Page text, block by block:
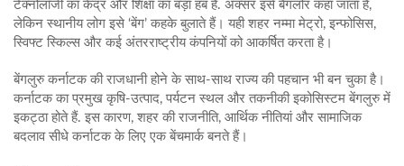
टेक्नोलॉजी का केंद्र और शिक्षा का बड़ा हब है. अक्सर इसे बैंगलोर कहा जाता है,
लेकिन स्थानीय लोग इसे ‘बेंग’ कहके बुलाते हैं। यही शहर नम्मा मेट्रो, इन्फोसिस,
स्विफ्ट स्किल्स और कई अंतरराष्ट्रीय कंपनियों को आकर्षित करता है।
बेंगलुरु कर्नाटककी राजधानी होने के साथ-साथ राज्य की पहचान भी बन चुका है।
कर्नाटक का प्रमुख कृषि‑उत्पाद, पर्यटन स्थल और तकनीकी इकोसिस्टम बेंगलुरु में
इकट्ठा होते हैं. इस कारण, शहर की राजनीति, आर्थिक नीतियां और सामाजिक
बदलाव सीधे कर्नाटक के लिए एक बेंचमार्क बनते हैं।